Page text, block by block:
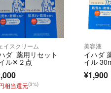
イスクリーム
ダ 薬用リセット
ル✕２点
相当還元(3%)
美容液
イハダ
イル
¥1,900